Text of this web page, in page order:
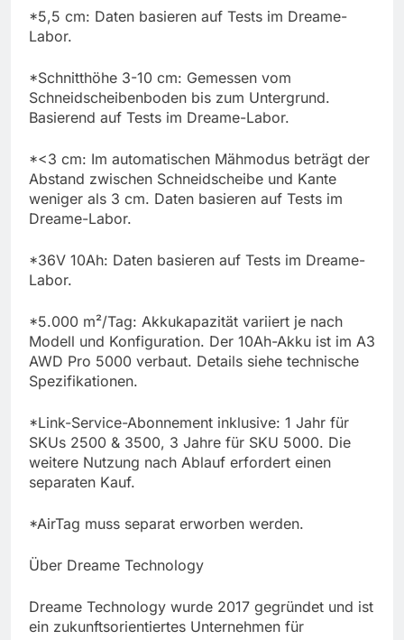
*5,5 cm: Daten basieren auf Tests im Dreame-
Labor.
*Schnitthöhe 3-10 cm: Gemessen vom
Schneidscheibenboden bis zum Untergrund.
Basierend auf Tests im Dreame-Labor.
*<3 cm: Im automatischen Mähmodus beträgt der
Abstand zwischen Schneidscheibe und Kante
weniger als 3 cm. Daten basieren auf Tests im
Dreame-Labor.
*36V 10Ah: Daten basieren auf Tests im Dreame-
Labor.
*5.000 m²/Tag: Akkukapazität variiert je nach
Modell und Konfiguration. Der 10Ah-Akku ist im A3
AWD Pro 5000 verbaut. Details siehe technische
Spezifikationen.
*Link-Service-Abonnement inklusive: 1 Jahr für
SKUs 2500 & 3500, 3 Jahre für SKU 5000. Die
weitere Nutzung nach Ablauf erfordert einen
separaten Kauf.
*AirTag muss separat erworben werden.
Über Dreame Technology
Dreame Technology wurde 2017 gegründet und ist
ein zukunftsorientiertes Unternehmen für